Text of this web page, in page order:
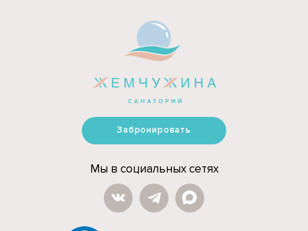
Забронировать
Мы в социальных сетях